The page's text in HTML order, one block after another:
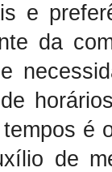
e
da
é
de